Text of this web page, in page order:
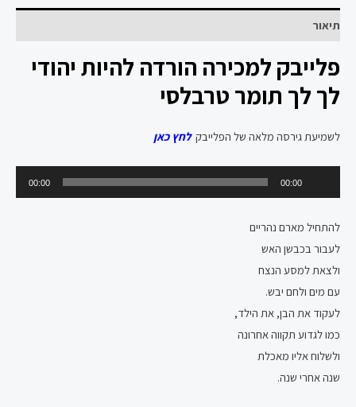
תיאור
פלייבק למכירה הורדה להיות יהודי
לך לך תומר טרבלסי
לשמיעת גירסה מלאה של הפלייבקלחץ כאן
אודיו
00:00
00:00
להתחיל מארם נהריים
לעבור בכבשן האש
ולצאת למסע הנצח
עם מים ולחם יבש.
לעקוד את הבן, את הילד,
כמו לגדוע תקווה אחרונה
ולשלוח אליו מאכלת
שנה אחרי שנה.